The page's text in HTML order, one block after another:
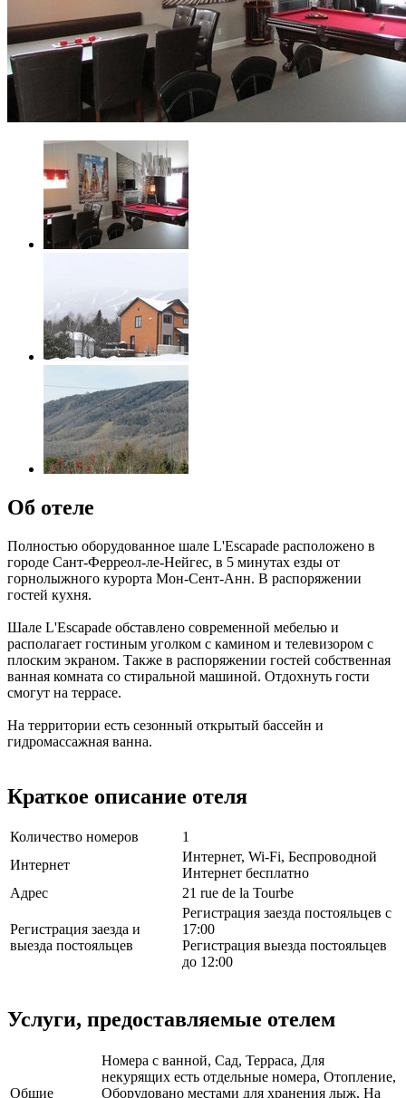
Об отеле
Полностью оборудованное шале L'Escapade расположено в
городе Сант-Ферреол-ле-Нейгес, в 5 минутах езды от
горнолыжного курорта Мон-Сент-Анн. В распоряжении
гостей кухня.
Шале L'Escapade обставлено современной мебелью и
располагает гостиным уголком с камином и телевизором с
плоским экраном. Также в распоряжении гостей собственная
ванная комната со стиральной машиной. Отдохнуть гости
смогут на террасе.
На территории есть сезонный открытый бассейн и
гидромассажная ванна.
Краткое описание отеля
Количество номеров
1
Интернет
Интернет, Wi-Fi, Беспроводной
Интернет бесплатно
Адрес
21 rue de la Tourbe
Регистрация заезда и
выезда постояльцев
Регистрация заезда постояльцев с
17:00
Регистрация выезда постояльцев
до 12:00
Услуги, предоставляемые отелем
Общие
Номера с ванной, Сад, Терраса, Для
некурящих есть отдельные номера, Отопление,
Оборудовано местами для хранения лыж, На